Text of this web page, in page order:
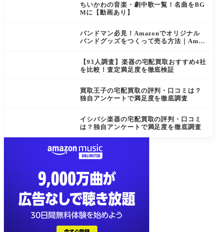
ちいかわの音楽・劇中歌一覧！名曲をBG
Mに【動画あり】
バンドマン必見！Amazonでオリジナル
バンドグッズをつくって売る方法｜Amaz
【93人調査】楽器の宅配買取おすすめ4社
を比較！査定満足度を徹底検証
買取王子の宅配買取の評判・口コミは？
独自アンケートで満足度を徹底調査
イシバシ楽器の宅配買取の評判・口コミ
は？独自アンケートで満足度を徹底調査